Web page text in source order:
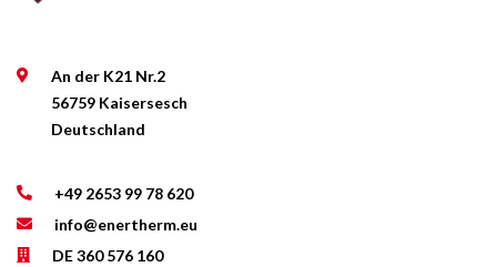
An der K21 Nr.2
56759 Kaisersesch
Deutschland
+49 2653 99 78 620
info@enertherm.eu
DE 360 576 160